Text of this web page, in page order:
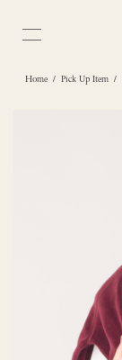
Home/ Pick Up Item/